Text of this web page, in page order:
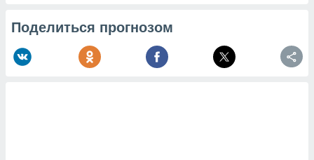
Поделиться прогнозом